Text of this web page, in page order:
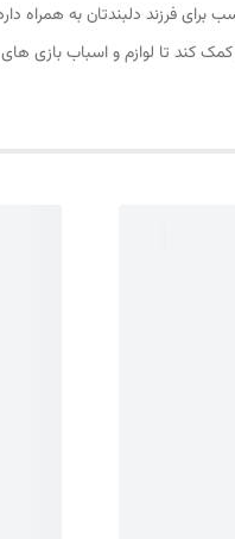
کمک کند تا لوازم و اسباب